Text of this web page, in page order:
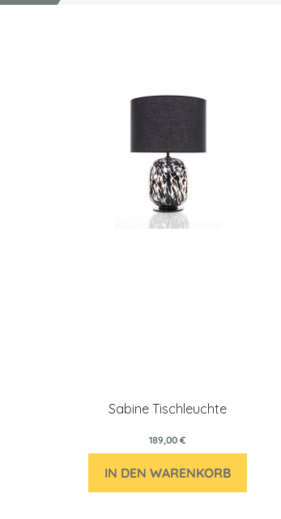
Sabine Tischleuchte
189,00 €
IN DEN WARENKORB